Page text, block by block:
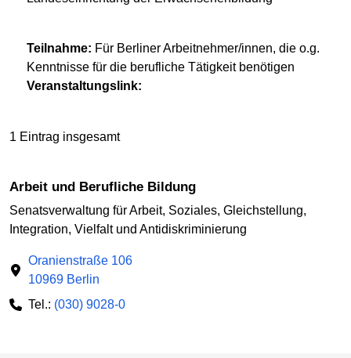
Teilnahme: Für Berliner Arbeitnehmer/innen, die o.g.
Kenntnisse für die berufliche Tätigkeit benötigen
Veranstaltungslink:
1 Eintrag insgesamt
Arbeit und Berufliche Bildung
Senatsverwaltung für Arbeit, Soziales, Gleichstellung,
Integration, Vielfalt und Antidiskriminierung
Oranienstraße 106
10969 Berlin
Tel.: (030) 9028-0